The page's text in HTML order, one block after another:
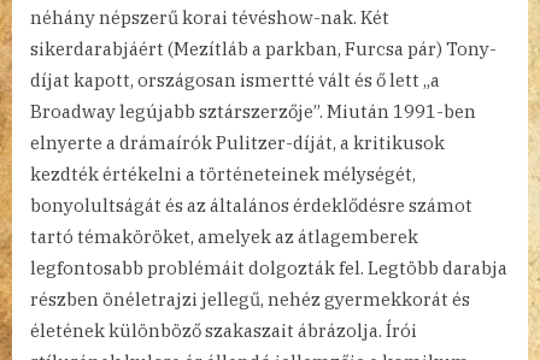
néhány népszerű korai tévéshow-nak. Két
sikerdarabjáért (Mezítláb a parkban, Furcsa pár) Tony-
díjat kapott, országosan ismertté vált és ő lett „a
Broadway legújabb sztárszerzője”. Miután 1991-ben
elnyerte a drámaírók Pulitzer-díját, a kritikusok
kezdték értékelni a történeteinek mélységét,
bonyolultságát és az általános érdeklődésre számot
tartó témaköröket, amelyek az átlagemberek
legfontosabb problémáit dolgozták fel. Legtöbb darabja
részben önéletrajzi jellegű, nehéz gyermekkorát és
életének különböző szakaszait ábrázolja. Írói